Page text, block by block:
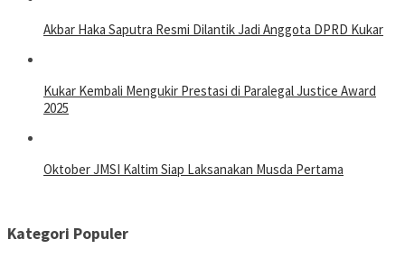
Akbar Haka Saputra Resmi Dilantik Jadi Anggota DPRD Kukar
Kukar Kembali Mengukir Prestasi di Paralegal Justice Award
2025
Oktober JMSI Kaltim Siap Laksanakan Musda Pertama
Kategori Populer